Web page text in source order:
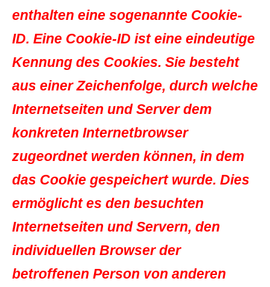
enthalten eine sogenannte Cookie-
ID. Eine Cookie-ID ist eine eindeutige
Kennung des Cookies. Sie besteht
aus einer Zeichenfolge, durch welche
Internetseiten und Server dem
konkreten Internetbrowser
zugeordnet werden können, in dem
das Cookie gespeichert wurde. Dies
ermöglicht es den besuchten
Internetseiten und Servern, den
individuellen Browser der
betroffenen Person von anderen